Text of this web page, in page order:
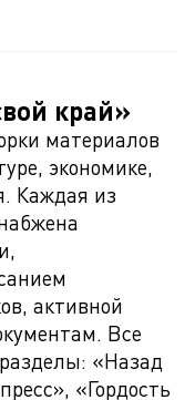
край»
материалов
экономике,
Каждая из
активной
Все
«Назад
«Гордость